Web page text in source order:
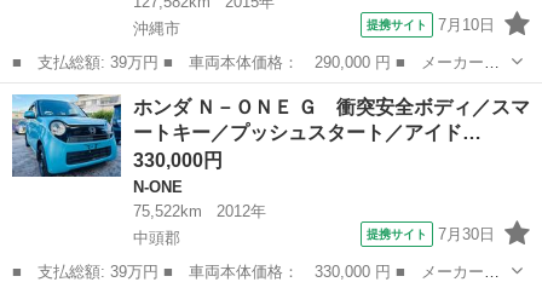
沖縄市
提携サイト 7月10日
■ 支払総額: 39万円 ■ 車両本体価格： 290,000 円 ■ メーカー
名： ホンダ ■ 車種名： Ｎ－ＯＮＥ ■ グレード名： プレミア
ム ＳＳパッケージ ■ 排気量： 660cc ■ ドア枚数： 5D ■ ミッ
シ...
沖縄 沖縄市 N-ONE
ホンダ Ｎ－ＯＮＥ Ｇ 衝突安全ボディ／スマ
ートキー／プッシュスタート／アイド…
330,000円
N-ONE
75,522km
2012年
中頭郡
提携サイト 7月30日
■ 支払総額: 39万円 ■ 車両本体価格： 330,000 円 ■ メーカー